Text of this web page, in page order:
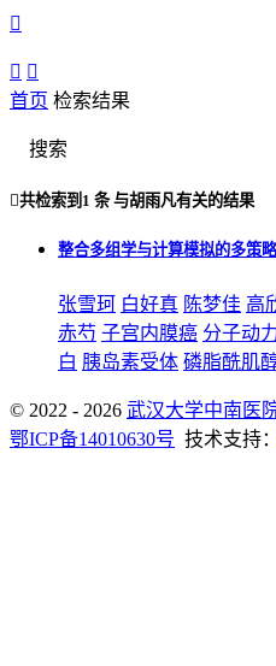

 
首页 检索结果
搜索
共检索到 1 条与胡雨凡有关的结果
整合多组学与计算模拟的多策
张雪珂 白好真 陈梦佳 高
赤芍 子宫内膜癌 分子动
白 胰岛素受体 磷脂酰肌
© 2022 - 2026 武汉大学中南医
鄂ICP备14010630号 技术支持：